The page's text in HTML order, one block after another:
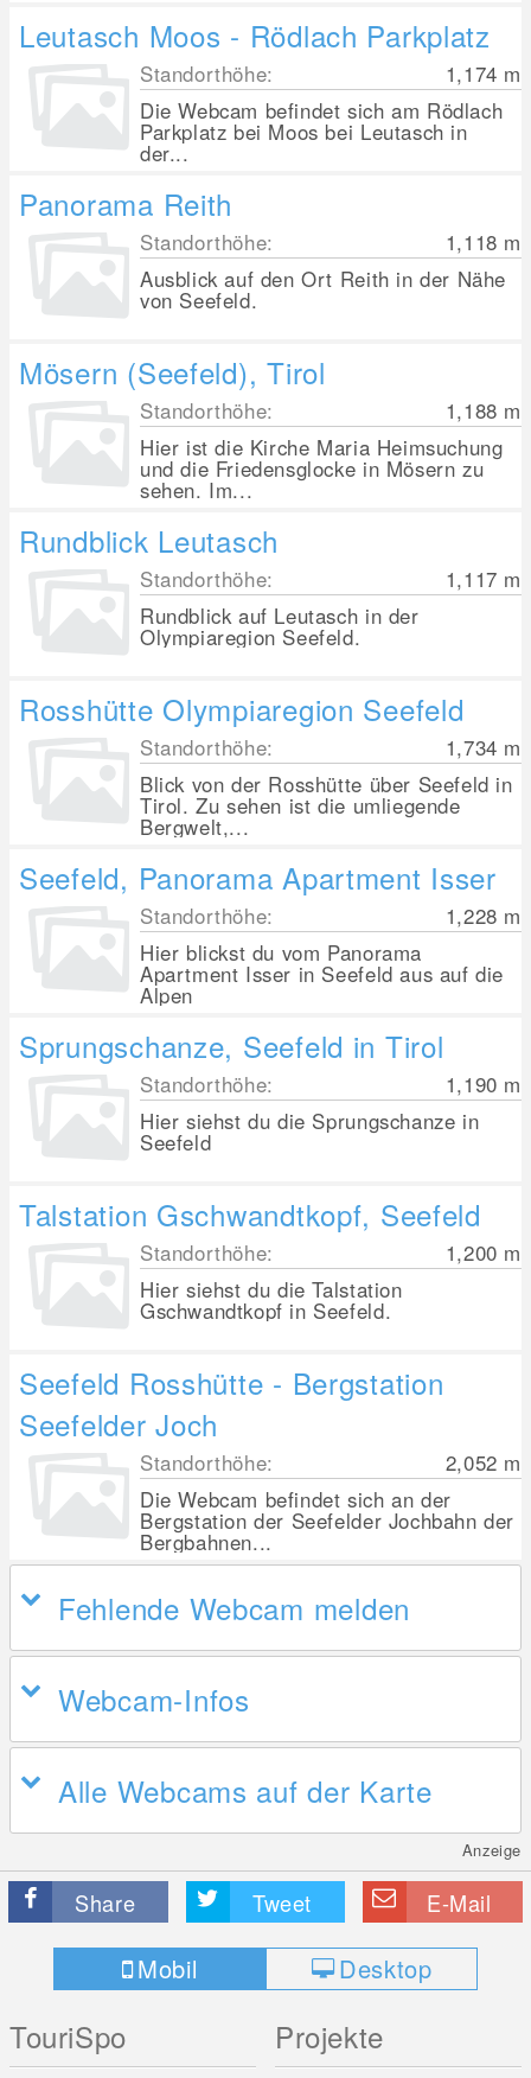
Leutasch Moos - Rödlach Parkplatz
Standorthöhe: 1,174 m
Die Webcam befindet sich am Rödlach
Parkplatz bei Moos bei Leutasch in
der...
Panorama Reith
Standorthöhe: 1,118 m
Ausblick auf den Ort Reith in der Nähe
von Seefeld.
Mösern (Seefeld), Tirol
Standorthöhe: 1,188 m
Hier ist die Kirche Maria Heimsuchung
und die Friedensglocke in Mösern zu
sehen. Im...
Rundblick Leutasch
Standorthöhe: 1,117 m
Rundblick auf Leutasch in der
Olympiaregion Seefeld.
Rosshütte Olympiaregion Seefeld
Standorthöhe: 1,734 m
Blick von der Rosshütte über Seefeld in
Tirol. Zu sehen ist die umliegende
Bergwelt,...
Seefeld, Panorama Apartment Isser
Standorthöhe: 1,228 m
Hier blickst du vom Panorama
Apartment Isser in Seefeld aus auf die
Alpen
Sprungschanze, Seefeld in Tirol
Standorthöhe: 1,190 m
Hier siehst du die Sprungschanze in
Seefeld
Talstation Gschwandtkopf, Seefeld
Standorthöhe: 1,200 m
Hier siehst du die Talstation
Gschwandtkopf in Seefeld.
Seefeld Rosshütte - Bergstation
Seefelder Joch
Standorthöhe: 2,052 m
Die Webcam befindet sich an der
Bergstation der Seefelder Jochbahn der
Bergbahnen...
Fehlende Webcam melden
Webcam-Infos
Alle Webcams auf der Karte
Anzeige
Share Tweet E-Mail
Mobil Desktop
TouriSpo Projekte